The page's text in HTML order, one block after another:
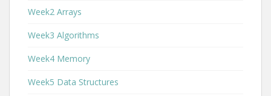
Week2 Arrays
Week3 Algorithms
Week4 Memory
Week5 Data Structures